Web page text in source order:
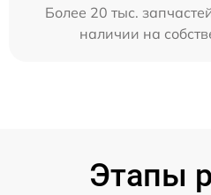
Более 20 тыс.
наличии на
Этапы